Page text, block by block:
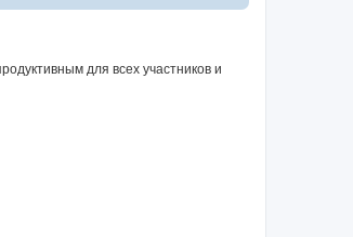
для всех участников и